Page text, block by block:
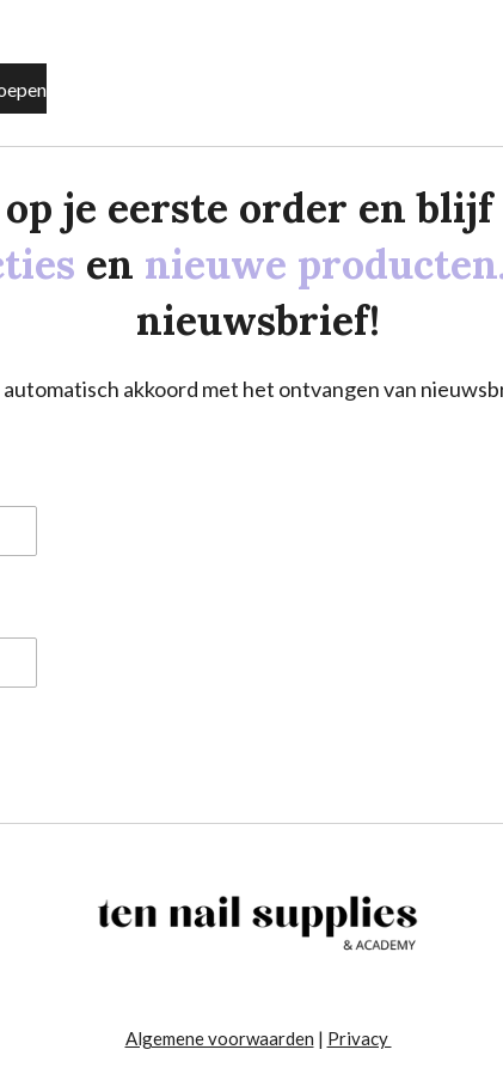
je eerste order en
en nieuwe
nieuwsbrief!
akkoord met het ontvangen van
Algemene voorwaarden | Privacy